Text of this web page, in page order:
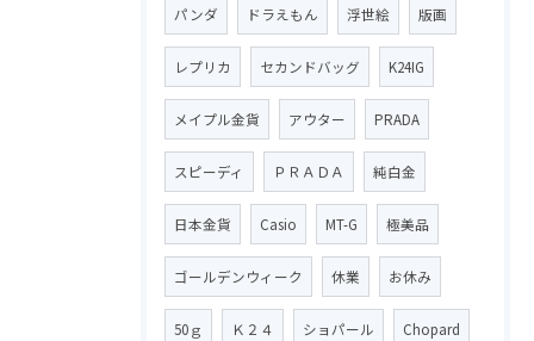
パンダ ドラえもん 浮世絵 版画
レプリカ セカンドバッグ K24IG
メイプル金貨 アウター PRADA
スピーディ ＰＲＡＤＡ 純白金
日本金貨 Casio MT-G 極美品
ゴールデンウィーク 休業 お休み
50ｇ Ｋ２４ ショパール Chopard